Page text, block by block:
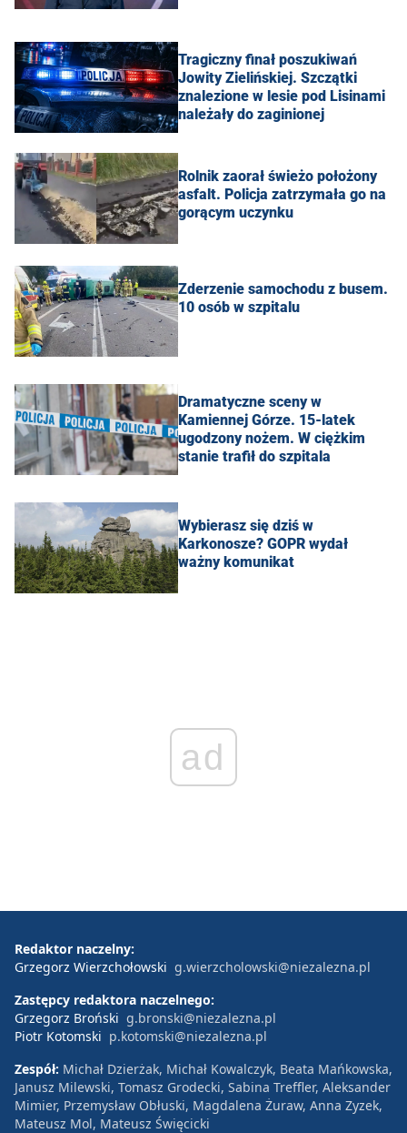
Tragiczny finał poszukiwań
Jowity Zielińskiej. Szczątki
znalezione w lesie pod Lisinami
należały do zaginionej
Rolnik zaorał świeżo położony
asfalt. Policja zatrzymała go na
gorącym uczynku
Zderzenie samochodu z busem.
10 osób w szpitalu
Dramatyczne sceny w
Kamiennej Górze. 15-latek
ugodzony nożem. W ciężkim
stanie trafił do szpitala
Wybierasz się dziś w
Karkonosze? GOPR wydał
ważny komunikat
ad
Redaktor naczelny:
Grzegorz Wierzchołowski g.wierzcholowski@niezalezna.pl
Zastępcy redaktora naczelnego:
Grzegorz Broński g.bronski@niezalezna.pl
Piotr Kotomski p.kotomski@niezalezna.pl
Zespół: Michał Dzierżak, Michał Kowalczyk, Beata Mańkowska,
Janusz Milewski, Tomasz Grodecki, Sabina Treffler, Aleksander
Mimier, Przemysław Obłuski, Magdalena Żuraw, Anna Zyzek,
Mateusz Mol, Mateusz Święcicki